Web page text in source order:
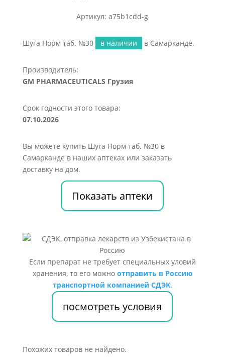
Артикул: a75b1cdd-g
Шуга Норм таб. №30 в наличии в Самарканде.
Производитель:
GM PHARMACEUTICALS Грузия
Срок годности этого товара:
07.10.2026
Вы можете купить Шуга Норм таб. №30 в
Самарканде в наших аптеках или заказать
доставку на дом.
Показать аптеки
Если препарат не требует специальных уловий
хранения, то его можно отправить в Россию
транспортной компанией СДЭК.
посмотреть условия
Похожих товаров не найдено.